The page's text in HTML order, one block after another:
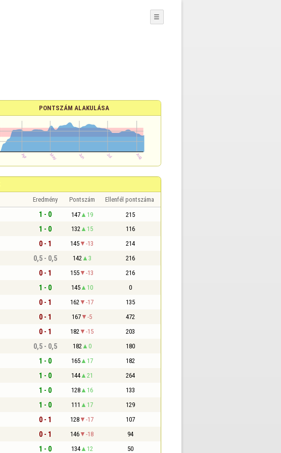
☰
PONTSZÁM ALAKULÁSA
Eredmény Pontszám Ellenfél pontszáma
1 - 0 147 19 215
1 - 0 132 15 116
0 - 1 145 -13 214
0,5 - 0,5 142 3 216
0 - 1 155 -13 216
1 - 0 145 10 0
0 - 1 162 -17 135
0 - 1 167 -5 472
0 - 1 182 -15 203
0,5 - 0,5 182 0 180
1 - 0 165 17 182
1 - 0 144 21 264
1 - 0 128 16 133
1 - 0 111 17 129
0 - 1 128 -17 107
0 - 1 146 -18 94
1 - 0 134 12 50